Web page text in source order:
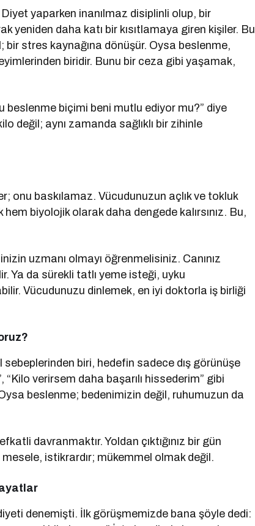
Diyet yaparken inanılmaz disiplinli olup, bir
yeniden daha katı bir kısıtlamaya giren kişiler. Bu
bir stres kaynağına dönüşür. Oysa beslenme,
biridir. Bunu bir ceza gibi yaşamak,
beslenme biçimi beni mutlu ediyor mu?” diye
değil; aynı zamanda sağlıklı bir zihinle
onu baskılamaz. Vücudunuzun açlık ve tokluk
biyolojik olarak daha dengede kalırsınız. Bu,
uzmanı olmayı öğrenmelisiniz. Canınız
Ya da sürekli tatlı yeme isteği, uyku
Vücudunuzu dinlemek, en iyi doktorla iş birliği
biri, hedefin sadece dış görünüşe
verirsem daha başarılı hissederim” gibi
beslenme; bedenimizin değil, ruhumuzun da
davranmaktır. Yoldan çıktığınız bir gün
mesele, istikrardır; mükemmel olmak değil.
denemişti. İlk görüşmemizde bana şöyle dedi: